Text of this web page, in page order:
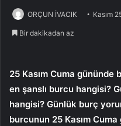
ORÇUN İVACIK Kasım
Bir dakikadan az
25 Kasım Cuma gününde
en şanslı burcu hangisi?
hangisi? Günlük burç
burcunun 25 Kasım